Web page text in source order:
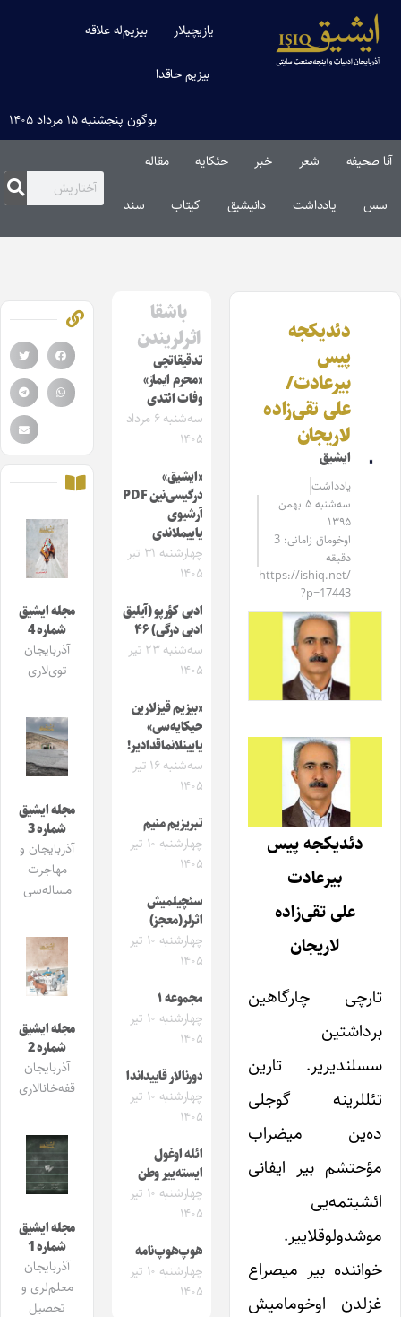
یازیچیلار بیزیم‌له علاقه
بیزیم حاقدا
بوگون پنجشنبه ۱۵ مرداد ۱۴۰۵
آنا صحیفه شعر خبر حئکایه مقاله‌
سس یادداشت دانیشیق کیتاب سند
دئدیکجه
پیس
بیرعادت/
علی تقی‌زاده
لاریجان
ایشیق
یادداشت
سه‌شنبه ۵ بهمن
۱۳۹۵
اوخوماق زامانی: 3
دقیقه
https://ishiq.net/
?p=17443
دئدیکجه پیس
بیرعادت
علی تقی‌زاده
لاریجان
تارچی چارگاهین
برداشتین
سسلندیریر. تارین
تئللرینه گوجلی
ده‌ین میضراب
مؤحتشم بیر ایفانی
ائشیتمه‌یی
موشدولوقلاییر.
خواننده بیر میصراع
غزلدن اوخومامیش
باشقا
اثرلریندن
تدقیقاتچی
«محرم ایماز»
وفات ائتدی
سه‌شنبه ۶ مرداد
۱۴۰۵
«ایشیق»
درگیسی‌نین PDF
آرشیوی
یاییملاندی
چهارشنبه ۳۱ تیر
۱۴۰۵
ادبی کؤرپو (آیلیق
ادبی درگی) ۴۶
سه‌شنبه ۲۳ تیر
۱۴۰۵
«بیزیم قیزلارین
حیکایه‌سی»
یایینلانماقدادیر!
سه‌شنبه ۱۶ تیر
۱۴۰۵
تبریزیم منیم
چهارشنبه ۱۰ تیر
۱۴۰۵
سئچیلمیش
اثرلر(معجز)
چهارشنبه ۱۰ تیر
۱۴۰۵
مجموعه ۱
چهارشنبه ۱۰ تیر
۱۴۰۵
دورنالار قاییداندا
چهارشنبه ۱۰ تیر
۱۴۰۵
ائله اوغول
ایسته‌ییر وطن
چهارشنبه ۱۰ تیر
۱۴۰۵
هوپ‌هوپ‌نامه
چهارشنبه ۱۰ تیر
۱۴۰۵
مجله ایشیق
شماره 4
آذربایجان
توی‌لاری
مجله ایشیق
شماره 3
آذربایجان و
مهاجرت
مساله‌سی
مجله ایشیق
شماره 2
آذربایجان
قفه‌خانالاری
مجله ایشیق
شماره 1
آذربایجان
معلم‌لری و
تحصیل